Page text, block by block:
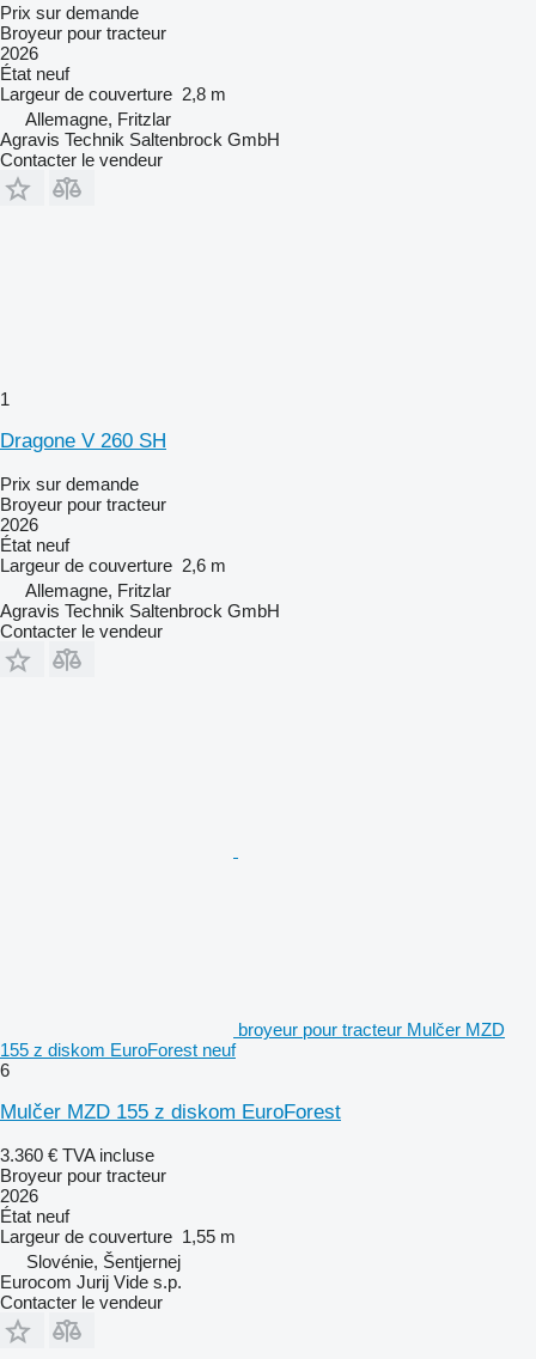
Prix sur demande
Broyeur pour tracteur
2026
État neuf
Largeur de couverture 2,8 m
Allemagne, Fritzlar
Agravis Technik Saltenbrock GmbH
Contacter le vendeur
1
Dragone V 260 SH
Prix sur demande
Broyeur pour tracteur
2026
État neuf
Largeur de couverture 2,6 m
Allemagne, Fritzlar
Agravis Technik Saltenbrock GmbH
Contacter le vendeur
broyeur pour tracteur Mulčer MZD
155 z diskom EuroForest neuf
6
Mulčer MZD 155 z diskom EuroForest
3.360 € TVA incluse
Broyeur pour tracteur
2026
État neuf
Largeur de couverture 1,55 m
Slovénie, Šentjernej
Eurocom Jurij Vide s.p.
Contacter le vendeur